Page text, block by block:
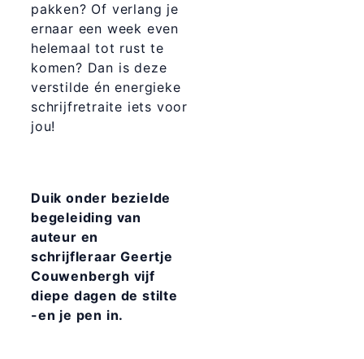
pakken? Of verlang je
ernaar een week even
helemaal tot rust te
komen? Dan is deze
verstilde én energieke
schrijfretraite iets voor
jou!
Duik onder bezielde
begeleiding van
auteur en
schrijfleraar Geertje
Couwenbergh vijf
diepe dagen de stilte
-en je pen in.